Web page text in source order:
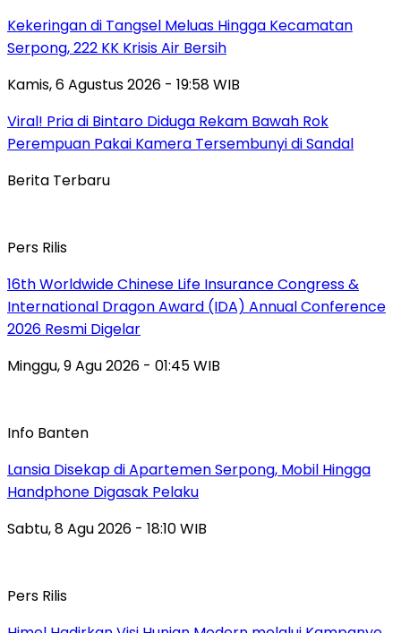
Kekeringan di Tangsel Meluas Hingga Kecamatan
Serpong, 222 KK Krisis Air Bersih
Kamis, 6 Agustus 2026 - 19:58 WIB
Viral! Pria di Bintaro Diduga Rekam Bawah Rok
Perempuan Pakai Kamera Tersembunyi di Sandal
Berita Terbaru
Pers Rilis
16th Worldwide Chinese Life Insurance Congress &
International Dragon Award (IDA) Annual Conference
2026 Resmi Digelar
Minggu, 9 Agu 2026 - 01:45 WIB
Info Banten
Lansia Disekap di Apartemen Serpong, Mobil Hingga
Handphone Digasak Pelaku
Sabtu, 8 Agu 2026 - 18:10 WIB
Pers Rilis